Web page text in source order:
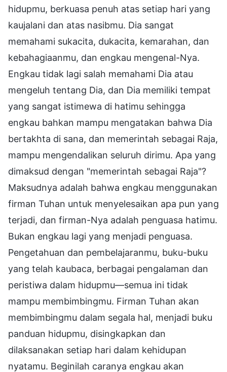
hidupmu, berkuasa penuh atas setiap hari yang
kaujalani dan atas nasibmu. Dia sangat
memahami sukacita, dukacita, kemarahan, dan
kebahagiaanmu, dan engkau mengenal-Nya.
Engkau tidak lagi salah memahami Dia atau
mengeluh tentang Dia, dan Dia memiliki tempat
yang sangat istimewa di hatimu sehingga
engkau bahkan mampu mengatakan bahwa Dia
bertakhta di sana, dan memerintah sebagai Raja,
mampu mengendalikan seluruh dirimu. Apa yang
dimaksud dengan "memerintah sebagai Raja"?
Maksudnya adalah bahwa engkau menggunakan
firman Tuhan untuk menyelesaikan apa pun yang
terjadi, dan firman-Nya adalah penguasa hatimu.
Bukan engkau lagi yang menjadi penguasa.
Pengetahuan dan pembelajaranmu, buku-buku
yang telah kaubaca, berbagai pengalaman dan
peristiwa dalam hidupmu—semua ini tidak
mampu membimbingmu. Firman Tuhan akan
membimbingmu dalam segala hal, menjadi buku
panduan hidupmu, disingkapkan dan
dilaksanakan setiap hari dalam kehidupan
nyatamu. Beginilah caranya engkau akan